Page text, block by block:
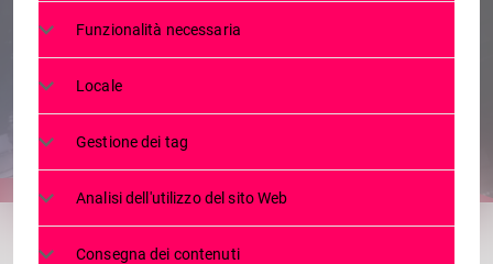
TG GIOVEDÌ 22.02.2024
share
email
Funzionalità necessaria
Locale
Gestione dei tag
Analisi dell'utilizzo del sito Web
Consegna dei contenuti